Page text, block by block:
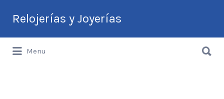
Relojerías y Joyerías
Guía de Relojerías y Joyerías en
por:
Menu
por: